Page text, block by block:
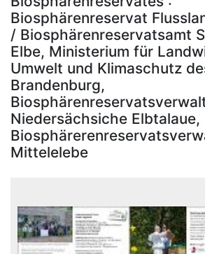
Biosphärenreservat
/ Biosphärenreservatsamt
Elbe, Ministerium für
Umwelt und Klimaschutz
Brandenburg,
Niedersächsiche Elbtalaue,
Mittelelebe